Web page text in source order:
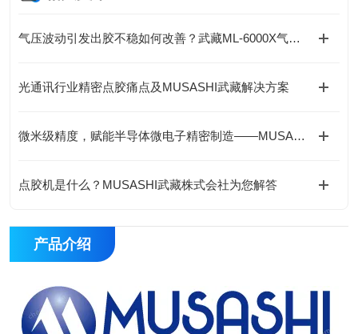
气压波动引发出胶不稳如何改善？武藏ML-6000X气动脉冲稳定回路
光通讯行业精密点胶痛点及MUSASHI武藏解决方案
微米级精度，赋能半导体微电子精密制造——MUSASHI武藏ML-8000X点胶机
点胶机是什么？MUSASHI武藏株式会社为您解答
产品介绍